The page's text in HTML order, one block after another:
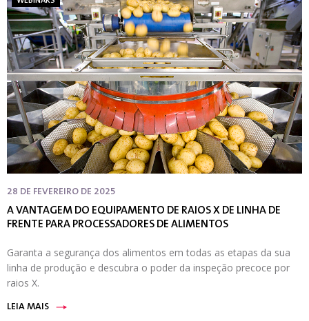
28 DE FEVEREIRO DE 2025
A VANTAGEM DO EQUIPAMENTO DE RAIOS X DE LINHA DE
FRENTE PARA PROCESSADORES DE ALIMENTOS
Garanta a segurança dos alimentos em todas as etapas da sua
linha de produção e descubra o poder da inspeção precoce por
raios X.
LEIA MAIS